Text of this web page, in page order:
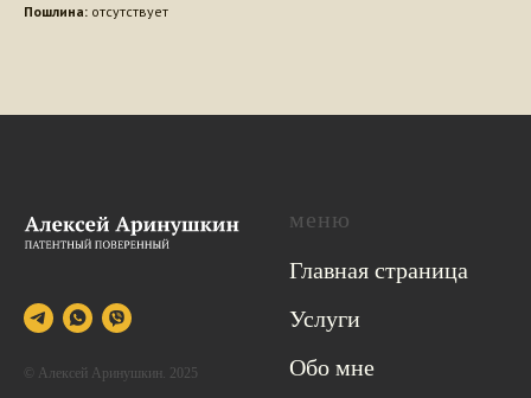
Пошлина: отсутствует
© Алексей Аринушкин. 2025
меню
Главная страница
Услуги
Обо мне